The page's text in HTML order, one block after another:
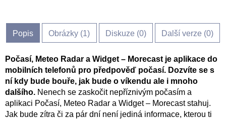
Popis Obrázky (1) Diskuze (0) Další verze (0)
Počasí, Meteo Radar a Widget – Morecast je aplikace do
mobilních telefonů pro předpověď počasí. Dozvíte se s
ní kdy bude bouře, jak bude o víkendu ale i mnoho
dalšího. Nenech se zaskočit nepříznivým počasím a
aplikaci Počasí, Meteo Radar a Widget – Morecast stahuj.
Jak bude zítra či za pár dní není jediná informace, kterou ti